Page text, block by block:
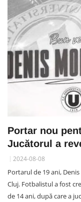
Portar nou
Jucătorul a
2024-08-08
Portarul de 19 ani,
Cluj. Fotbalistul a fost
de 14 ani, după care a